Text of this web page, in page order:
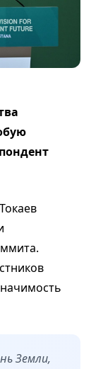
Земли,